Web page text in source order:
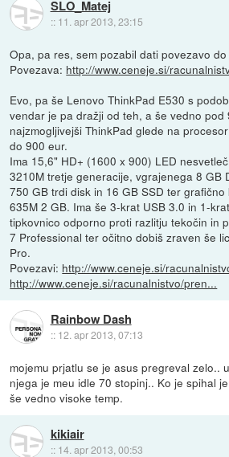
SLO_Matej
:: 11. apr 2013, 23:15
Opa, pa res, sem pozabil dati povezavo
Povezava: http://www.ceneje.si/
Evo, pa še Lenovo ThinkPad E530 s
vendar je pa dražji od teh, a še vedno pod
najzmogljivejši ThinkPad glede na
do 900 eur.
Ima 15,6" HD+ (1600 x 900) LED
3210M tretje generacije, vgrajenega 8 GB
750 GB trdi disk in 16 GB SSD ter
635M 2 GB. Ima še 3-krat USB 3.0 in 1-
tipkovnico odporno proti razlitju tekočin in
7 Professional ter očitno dobiš zraven še
Pro.
Povezavi: http://www.ceneje.si/
http://www.ceneje.si/racunalnistvo/pren...
Rainbow Dash
:: 12. apr 2013, 07:13
mojemu prjatlu se je asus pregreval zelo..
njega je meu idle 70 stopinj.. Ko je spihal
še vedno visoke temp.
kikiair
:: 14. apr 2013, 00:53